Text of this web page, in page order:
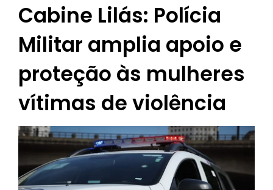
Cabine Lilás: Polícia
Militar amplia apoio e
proteção às mulheres
vítimas de violência